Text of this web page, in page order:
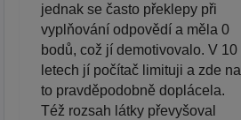
jednak se často překlepy při
vyplňování odpovědí a měla 0
bodů, což jí demotivovalo. V 10
letech jí počítač limituji a zde na
to pravděpodobně doplácela.
Též rozsah látky převyšoval